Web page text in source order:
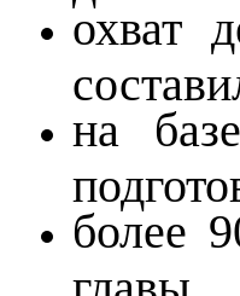
охват
на
более
главы